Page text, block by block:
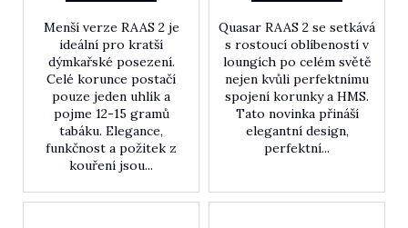
Menší verze RAAS 2 je
ideální pro kratší
dýmkařské posezení.
Celé korunce postačí
pouze jeden uhlík a
pojme 12-15 gramů
tabáku. Elegance,
funkčnost a požitek z
kouření jsou...
Quasar RAAS 2 se setkává
s rostoucí oblíbeností v
loungích po celém světě
nejen kvůli perfektnímu
spojení korunky a HMS.
Tato novinka přináší
elegantní design,
perfektní...